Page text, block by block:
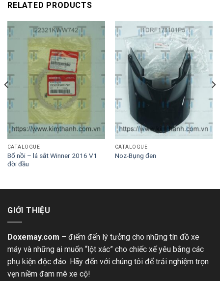
RELATED PRODUCTS
CATALOGUE
Bố nồi – lá sắt Winner 2016 V1
đời đầu
CATALOGUE
Noz-Bụng đen
GIỚI THIỆU
Doxemay.com – điểm đến lý tưởng cho những tín đồ xe
máy và những ai muốn “lột xác” cho chiếc xế yêu bằng các
phụ kiện độc đáo. Hãy đến với chúng tôi để trải nghiệm trọn
vẹn niềm đam mê xe cộ!